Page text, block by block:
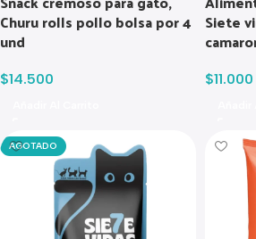
Churu rolls pollo bolsa por 4
und
$14.500
Siete
$11.000
AGOTADO